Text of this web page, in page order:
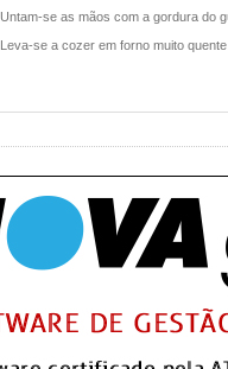
Untam-se as mãos com a gordura do
Leva-se a cozer em forno muito